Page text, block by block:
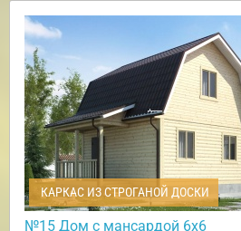
КАРКАС ИЗ СТРОГАНОЙ ДОСКИ
№15 Дом с мансардой 6х6